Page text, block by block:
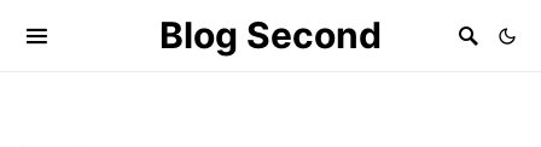
Blog Second